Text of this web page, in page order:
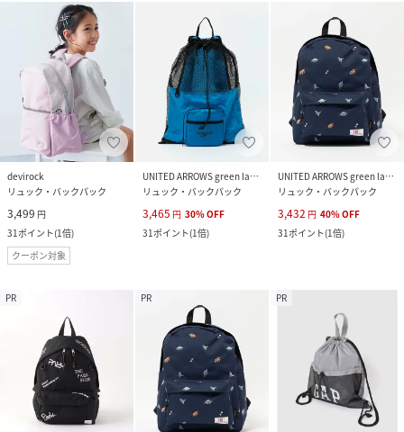
devirock
リュック・バックパック
3,499 円
31ポイント(1倍)
クーポン対象
UNITED ARROWS green label relaxing
リュック・バックパック
3,465 円 30%OFF
31ポイント(1倍)
UNITED ARROWS green label relaxing
リュック・バックパック
3,432 円 40%OFF
31ポイント(1倍)
PR PR PR